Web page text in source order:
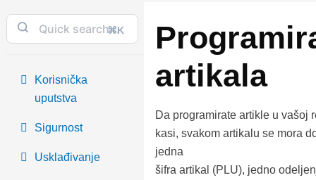
⌘K
Korisnička
uputstva
Sigurnost
Usklađivanje
artikala
Da programirate artikle u vašoj
kasi, svakom artikalu se mora
jedna
šifra artikal (PLU), jedno
navigation